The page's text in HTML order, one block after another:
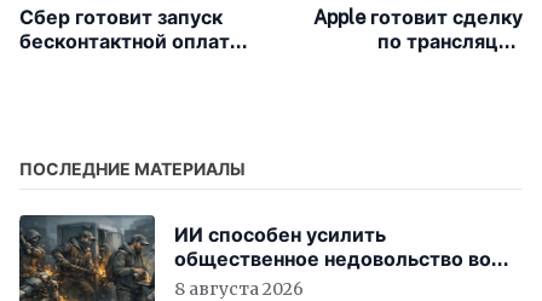
Сбер готовит запуск
бесконтактной оплаты
Apple готовит сделку
по трансляции
ПОСЛЕДНИЕ МАТЕРИАЛЫ
ИИ способен усилить
общественное недовольство во
всём мире
8 августа 2026